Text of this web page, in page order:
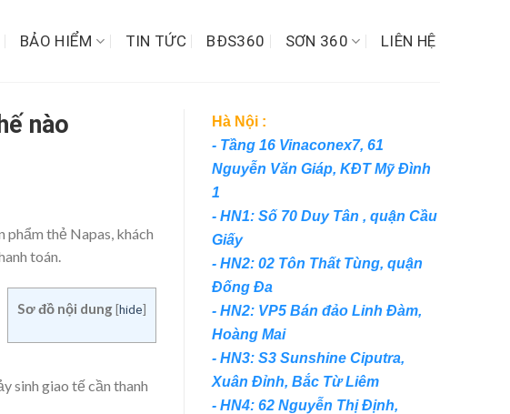
BẢO HIỂM TIN TỨC BĐS360 SƠN 360 LIÊN HỆ
nào
phẩm thẻ Napas, khách
toán.
Sơ đồ nội dung [hide]
sinh giao tếcần thanh
Hà Nội :
- Tầng 16 Vinaconex7, 61
Nguyễn Văn Giáp, KĐT Mỹ Đình
1
- HN1: Số 70 Duy Tân , quận Cầu
Giấy
- HN2: 02 Tôn Thất Tùng, quận
Đống Đa
- HN2: VP5 Bán đảo Linh Đàm,
Hoàng Mai
- HN3: S3 Sunshine Ciputra,
Xuân Đỉnh, Bắc Từ Liêm
- HN4: 62 Nguyễn Thị Định,